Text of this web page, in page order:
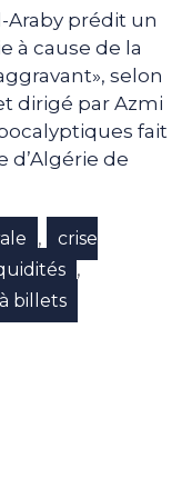
Araby prédit un
à cause de la
selon
dirigé par Azmi
fait
d’Algérie de
,
crise
,
billets